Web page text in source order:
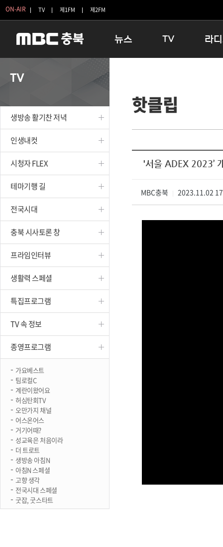
ON-AIR TV 제1FM 제2FM
뉴스
보은
옥천
TV
인생내컷
테마기행 길
시청자 FLEX
특집프로그램
종영프로그램
라
TV
생방송 활기찬 저녁
인생내컷
시청자 FLEX
테마기행 길
전국시대
충북 시사토론 창
프라임인터뷰
생활력 스페셜
특집프로그램
TV 속 정보
종영프로그램
가요베스트
팀로컬C
계란이왔어요
허심탄회TV
오만가지 채널
어스온어스
거기어때?
성교육은 처음이라
더 트로트
생방송 아침N
아침N 스페셜
고향 생각
전국시대 스페셜
굿잡, 굿스타트
핫클립
'서울 ADEX 2023’
MBC충북 2023.11.02